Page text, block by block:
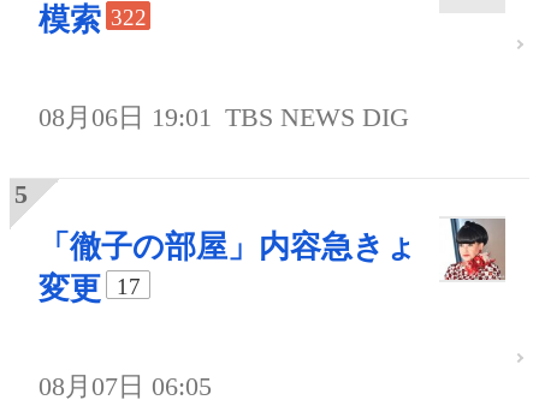
模索 322
08月06日 19:01 TBS NEWS DIG
「徹子の部屋」内容急きょ
変更
17
08月07日 06:05